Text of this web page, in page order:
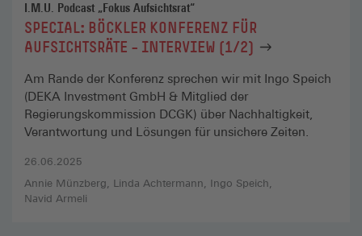
I.M.U. Podcast „Fokus Aufsichtsrat“
SPECIAL: BÖCKLER KONFERENZ FÜR
AUFSICHTSRÄTE – INTERVIEW (1/2)
26.06.2025
Annie Münzberg
Linda Achtermann
Ingo Speich
Navid Armeli
Am Rande der Konferenz sprechen wir mit Ingo Speich
(DEKA Investment GmbH & Mitglied der
Regierungskommission DCGK) über Nachhaltigkeit,
Verantwortung und Lösungen für unsichere Zeiten.